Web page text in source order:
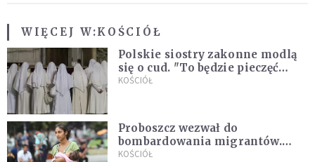
WIĘCEJ W:KOŚCIÓŁ
Polskie siostry zakonne modlą
się o cud. "To będzie pieczęć
Pana Boga dla naszej wiary"
KOŚCIÓŁ
Proboszcz wezwał do
bombardowania migrantów.
"Masowy ogień przeciwko
KOŚCIÓŁ